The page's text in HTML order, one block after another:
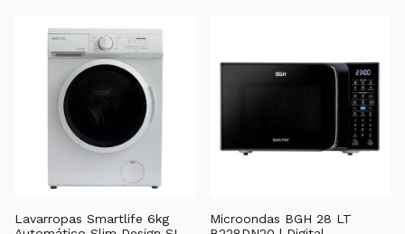
Lavarropas Smartlife 6kg
Microondas BGH 28 LT